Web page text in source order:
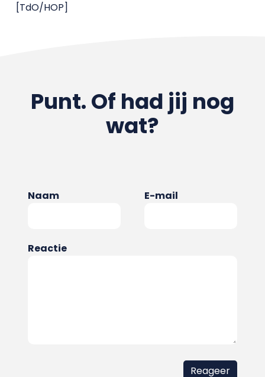
[TdO/HOP]
Punt. Of had jij nog
wat?
Naam E-mail
Reactie